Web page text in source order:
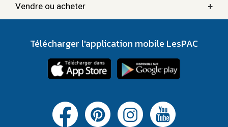
Vendre ou acheter +
Télécharger l'application mobile LesPAC